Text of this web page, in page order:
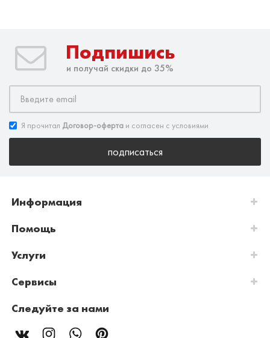
Подпишись
и получай скидки до 35%
Я прочитал Договор-оферта и согласен с условиями
подписаться
Информация
Помощь
Услуги
Сервисы
Следуйте за нами